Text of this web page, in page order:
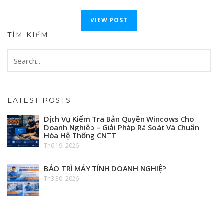
VIEW POST
TÌM KIẾM
LATEST POSTS
Dịch Vụ Kiểm Tra Bản Quyền Windows Cho
Doanh Nghiệp – Giải Pháp Rà Soát Và Chuẩn
Hóa Hệ Thống CNTT
Th6 19, 2026
BẢO TRÌ MÁY TÍNH DOANH NGHIỆP
Th3 30, 2026